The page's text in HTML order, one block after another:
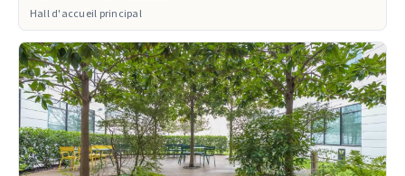
Hall d'accueil principal